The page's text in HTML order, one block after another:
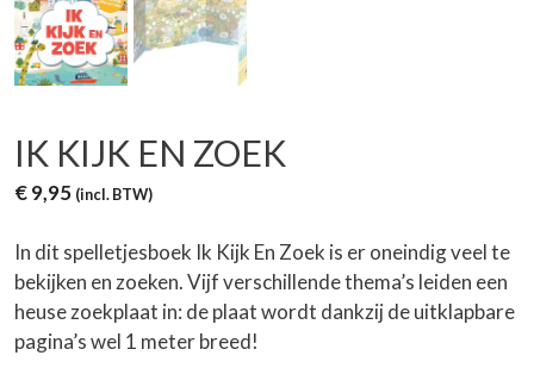
IK KIJK EN ZOEK
€9,95 (incl. BTW)
In dit spelletjesboek Ik Kijk En Zoek is er oneindig veel te
bekijken en zoeken. Vijf verschillende thema’s leiden een
heuse zoekplaat in: de plaat wordt dankzij de uitklapbare
pagina’s wel 1 meter breed!